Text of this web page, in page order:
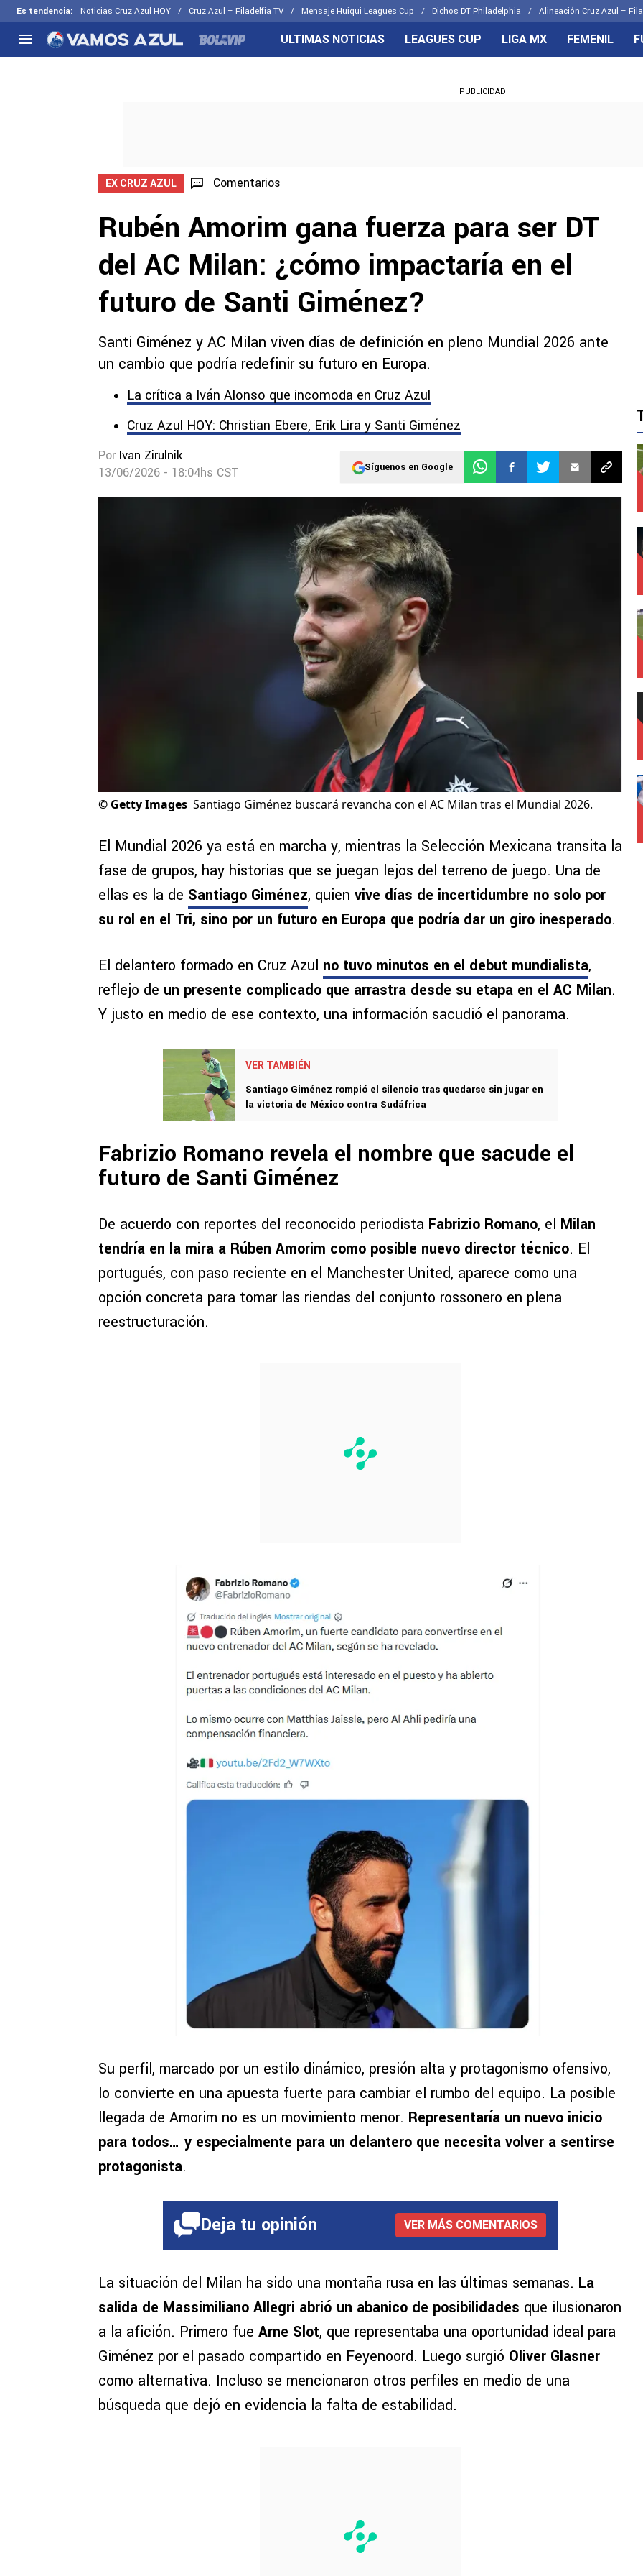
Es tendencia: Noticias Cruz Azul HOY Cruz Azul – Filadelfia TV Mensaje Huiqui Leagues Cup Dichos DT Philadelphia Alineación Cruz Azul –
Selección Mexicana
CELESTES
ULTIMAS NOTICIAS LEAGUES CUP LIGA MX FEMENIL
PUBLICIDAD
EX CRUZ AZUL Comentarios
Rubén Amorim gana fuerza para ser DT
del AC Milan: ¿cómo impactaría en el
futuro de Santi Giménez?
Santi Giménez y AC Milan viven días de definición en pleno Mundial 2026 ante
un cambio que podría redefinir su futuro en Europa.
La crítica a Iván Alonso que incomoda en Cruz Azul
Cruz Azul HOY: Christian Ebere, Erik Lira y Santi Giménez
Por Ivan Zirulnik
13/06/2026 - 18:04hs CST
Síguenos en Google
© Getty Images Santiago Giménez buscará revancha con el AC Milan tras el Mundial 2026.
El Mundial 2026 ya está en marcha y, mientras la Selección Mexicana transita la
fase de grupos, hay historias que se juegan lejos del terreno de juego. Una de
ellas es la de Santiago Giménez, quien vive días de incertidumbre no solo por
su rol en el Tri, sino por un futuro en Europa que podría dar un giro inesperado.
El delantero formado en Cruz Azul no tuvo minutos en el debut mundialista,
reflejo de un presente complicado que arrastra desde su etapa en el AC Milan.
Y justo en medio de ese contexto, una información sacudió el panorama.
VER TAMBIÉN
Santiago Giménez rompió el silencio tras quedarse sin jugar en
la victoria de México contra Sudáfrica
Fabrizio Romano revela el nombre que sacude el
futuro de Santi Giménez
De acuerdo con reportes del reconocido periodista Fabrizio Romano, el Milan
tendría en la mira a Rúben Amorim como posible nuevo director técnico. El
portugués, con paso reciente en el Manchester United, aparece como una
opción concreta para tomar las riendas del conjunto rossonero en plena
reestructuración.
Su perfil, marcado por un estilo dinámico, presión alta y protagonismo ofensivo,
lo convierte en una apuesta fuerte para cambiar el rumbo del equipo. La posible
llegada de Amorim no es un movimiento menor. Representaría un nuevo inicio
para todos… y especialmente para un delantero que necesita volver a sentirse
protagonista.
Deja tu opinión VER MÁS COMENTARIOS
La situación del Milan ha sido una montaña rusa en las últimas semanas. La
salida de Massimiliano Allegri abrió un abanico de posibilidades que ilusionaron
a la afición. Primero fue Arne Slot, que representaba una oportunidad ideal para
Giménez por el pasado compartido en Feyenoord. Luego surgió Oliver Glasner
como alternativa. Incluso se mencionaron otros perfiles en medio de una
búsqueda que dejó en evidencia la falta de estabilidad.